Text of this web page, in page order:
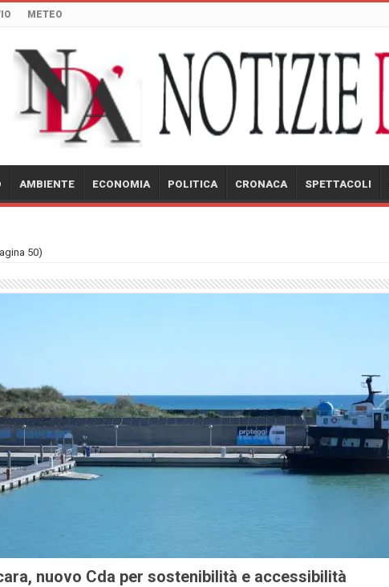
METEO
AMBIENTE ECONOMIA POLITICA CRONACA SPETTACOLI
50)
nuovo Cda per sostenibilità e accessibilità